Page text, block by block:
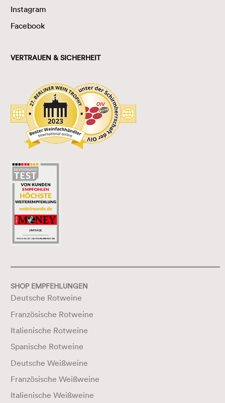
Instagram
Facebook
VERTRAUEN & SICHERHEIT
SHOP EMPFEHLUNGEN
Deutsche Rotweine
Französische Rotweine
Italienische Rotweine
Spanische Rotweine
Deutsche Weißweine
Französische Weißweine
Italienische Weißweine